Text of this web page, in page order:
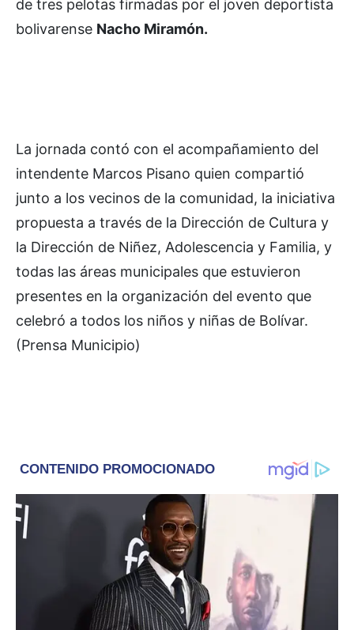
de tres pelotas firmadas por el joven deportista
bolivarense Nacho Miramón.
La jornada contó con el acompañamiento del
intendente Marcos Pisano quien compartió
junto a los vecinos de la comunidad, la iniciativa
propuesta a través de la Dirección de Cultura y
la Dirección de Niñez, Adolescencia y Familia, y
todas las áreas municipales que estuvieron
presentes en la organización del evento que
celebró a todos los niños y niñas de Bolívar.
(Prensa Municipio)